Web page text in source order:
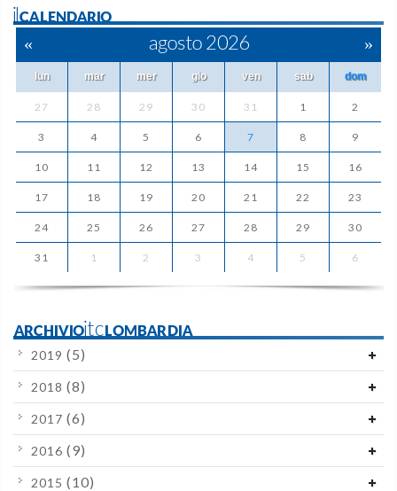
ilCALENDARIO
« agosto 2026 »
lun mar mer gio ven sab dom
27 28 29 30 31 1 2
3 4 5 6 7 8 9
10 11 12 13 14 15 16
17 18 19 20 21 22 23
24 25 26 27 28 29 30
31 1 2 3 4 5 6
ARCHIVIOitcLOMBARDIA
2019 (5)
2018 (8)
2017 (6)
2016 (9)
2015 (10)